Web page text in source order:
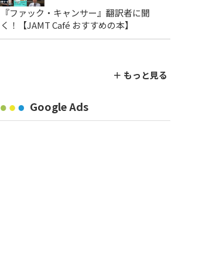
『ファック・キャンサー』翻訳者に聞
く！【JAMT Café おすすめの本】
＋ もっと見る
Google Ads